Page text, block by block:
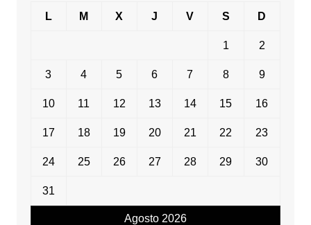
Agosto 2026
L M X J V S D
1 2
3 4 5 6 7 8 9
10 11 12 13 14 15 16
17 18 19 20 21 22 23
24 25 26 27 28 29 30
31